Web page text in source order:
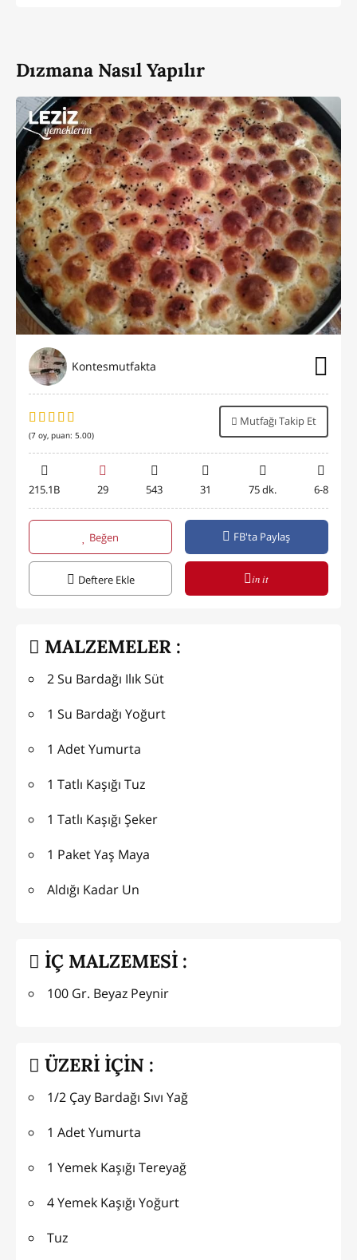
Dızmana Nasıl Yapılır
Kontesmutfakta
(7 oy, puan: 5.00)
Mutfağı Takip Et
215.1B 29 543 31 75 dk. 6-8
Beğen FB'ta Paylaş
Deftere Ekle in it
MALZEMELER :
2 Su Bardağı Ilık Süt
1 Su Bardağı Yoğurt
1 Adet Yumurta
1 Tatlı Kaşığı Tuz
1 Tatlı Kaşığı Şeker
1 Paket Yaş Maya
Aldığı Kadar Un
İÇ MALZEMESİ :
100 Gr. Beyaz Peynir
ÜZERİ İÇİN :
1/2 Çay Bardağı Sıvı Yağ
1 Adet Yumurta
1 Yemek Kaşığı Tereyağ
4 Yemek Kaşığı Yoğurt
Tuz